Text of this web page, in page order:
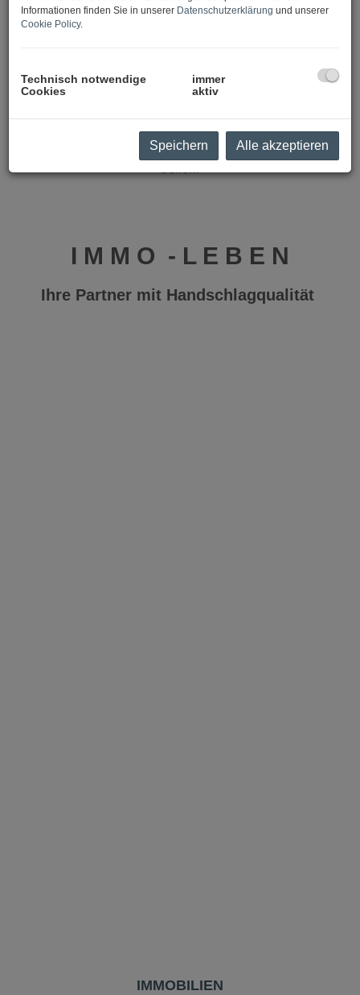
WIE WIR!
Ob es um die ersten eigenen vier Wände, das Traumhaus
im Grünen, eine Anlageimmobilie, ein Geschäftslokal oder
ein Feriendomizil geht - wir sind gerne Wegbegleiter und
helfen, die richtigen Entscheidungen im Immo-Leben zu
I M M O - L E B E N
Ihre Partner mit Handschlagqualität
IMMOBILIEN
Informationen finden Sie in unserer Datenschutzerklärung und unserer
Cookie Policy.
Technisch notwendige
Cookies
immer
aktiv
Speichern Alle akzeptieren